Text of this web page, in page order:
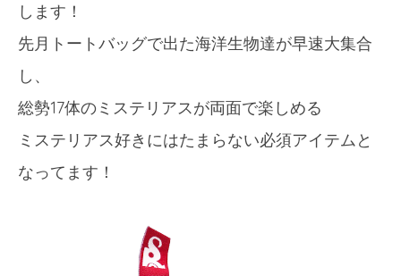
します！
先月トートバッグで出た海洋生物達が早速大集合
し、
総勢17体のミステリアスが両面で楽しめる
ミステリアス好きにはたまらない必須アイテムと
なってます！